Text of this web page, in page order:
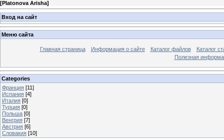
[Platonova Arisha]
Вход на сайт
Меню сайта
Главная страница Информация о сайте Каталог файлов
Каталог
Полезная
Categories
Франция [11]
Испания [4]
Италия [0]
Турция [0]
Польша [0]
Венгрия [7]
Австрия [6]
Словакия [10]